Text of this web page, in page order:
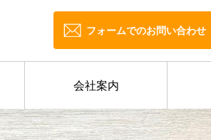
フォームでのお問い合わせ
会社案内